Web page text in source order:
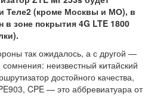
Теле2 (кроме Москвы и МО), в
зоне покрытия 4G LTE 1800
так ожидалось, а с другой —
неизвестный китайский
достойного качества,
CPE — это аббревиатуара от